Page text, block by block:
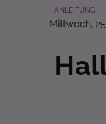
ANLEITUNG
Mittwoch,